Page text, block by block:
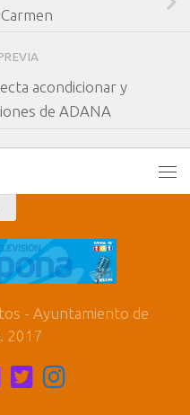
acondicionar y
de ADANA
- Ayuntamiento de
2017